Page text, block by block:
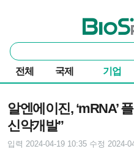
바이오스펙
통
합
검
색
전체 국제 기업
알엔에이진, ‘mRNA’
신약개발”
입력 2024-04-19 10:35 수정 2024-